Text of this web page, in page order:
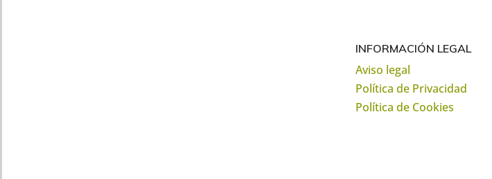
INFORMACIÓN LEGAL
Aviso legal
Política de Privacidad
Política de Cookies